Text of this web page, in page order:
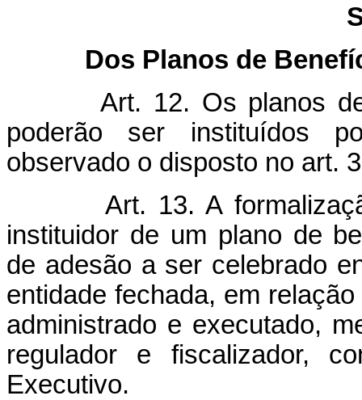
Dos Planos de
Art. 12. Os planos
poderão ser instituídos
observado o disposto no art.
Art. 13. A
instituidor de um plano de
de adesão a ser celebrado
entidade fechada, em
administrado e executado,
regulador e fiscalizador,
Executivo.